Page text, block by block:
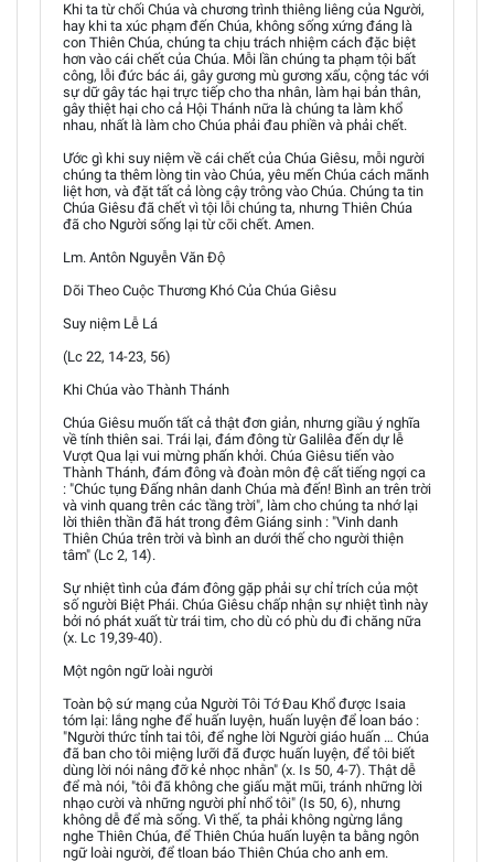
Khi ta từ chối Chúa và chương trình thiêng liêng của Người,
hay khi ta xúc phạm đến Chúa, không sống xứng đáng là
con Thiên Chúa, chúng ta chịu trách nhiệm cách đặc biệt
hơn vào cái chết của Chúa. Mỗi lần chúng ta phạm tội bất
công, lỗi đức bác ái, gây gương mù gương xấu, cộng tác với
sự dữ gây tác hại trực tiếp cho tha nhân, làm hại bản thân,
gây thiệt hại cho cả Hội Thánh nữa là chúng ta làm khổ
nhau, nhất là làm cho Chúa phải đau phiền và phải chết.
Ước gì khi suy niệm về cái chết của Chúa Giêsu, mỗi người
chúng ta thêm lòng tin vào Chúa, yêu mến Chúa cách mãnh
liệt hơn, và đặt tất cả lòng cậy trông vào Chúa. Chúng ta tin
Chúa Giêsu đã chết vì tội lỗi chúng ta, nhưng Thiên Chúa
đã cho Người sống lại từ cõi chết. Amen.
Lm. Antôn Nguyễn Văn Độ
Dõi Theo Cuộc Thương Khó Của Chúa Giêsu
Suy niệm Lễ Lá
(Lc 22, 14-23, 56)
Khi Chúa vào Thành Thánh
Chúa Giêsu muốn tất cả thật đơn giản, nhưng giầu ý nghĩa
về tính thiên sai. Trái lại, đám đông từ Galilêa đến dự lễ
Vượt Qua lại vui mừng phấn khởi. Chúa Giêsu tiến vào
Thành Thánh, đám đông và đoàn môn đệ cất tiếng ngợi ca
: "Chúc tụng Đấng nhân danh Chúa mà đến! Bình an trên trời
và vinh quang trên các tầng trời", làm cho chúng ta nhớ lại
lời thiên thần đã hát trong đêm Giáng sinh : "Vinh danh
Thiên Chúa trên trời và bình an dưới thế cho người thiện
tâm" (Lc 2, 14).
Sự nhiệt tình của đám đông gặp phải sự chỉ trích của một
số người Biệt Phái. Chúa Giêsu chấp nhận sự nhiệt tình này
bởi nó phát xuất từ trái tim, cho dù có phù du đi chăng nữa
(x. Lc 19,39-40).
Một ngôn ngữ loài người
Toàn bộ sứ mạng của Người Tôi Tớ Đau Khổ được Isaia
tóm lại: lắng nghe để huấn luyện, huấn luyện để loan báo :
"Người thức tỉnh tai tôi, để nghe lời Người giáo huấn … Chúa
đã ban cho tôi miệng lưỡi đã được huấn luyện, để tôi biết
dùng lời nói nâng đỡ kẻ nhọc nhằn" (x. Is 50, 4-7). Thật dễ
để mà nói, "tôi đã không che giấu mặt mũi, tránh những lời
nhạo cười và những người phỉ nhổ tôi" (Is 50, 6), nhưng
không dễ để mà sống. Vì thế, ta phải không ngừng lắng
nghe Thiên Chúa, để Thiên Chúa huấn luyện ta bằng ngôn
ngữ loài người, để tloan báo Thiên Chúa cho anh em.